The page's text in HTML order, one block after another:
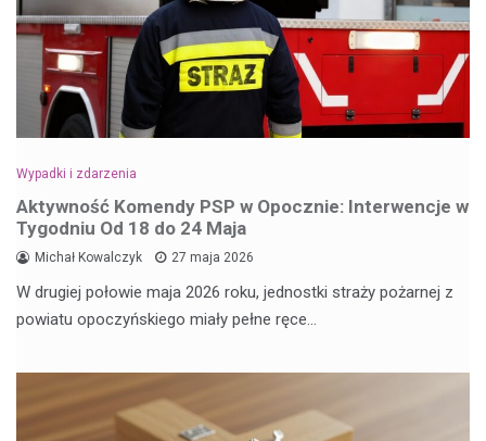
Wypadki i zdarzenia
Aktywność Komendy PSP w Opocznie: Interwencje w
Tygodniu Od 18 do 24 Maja
Michał Kowalczyk 27 maja 2026
W drugiej połowie maja 2026 roku, jednostki straży pożarnej z
powiatu opoczyńskiego miały pełne ręce…